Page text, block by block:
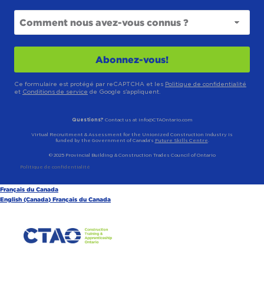
Ce formulaire est protégé par reCAPTCHA et les Politique de confidentialité
et Conditions de service de Google s'appliquent.
Questions? Contact us at info@CTAOntario.com
Virtual Recruitment & Assessment for the Unionized Construction Industry is
funded by the Government of Canada’s Future Skills Centre
© 2025 Provincial Building & Construction Trades Council of Ontario
Politique de confidentialité
Français du Canada
English (Canada) Français du Canada